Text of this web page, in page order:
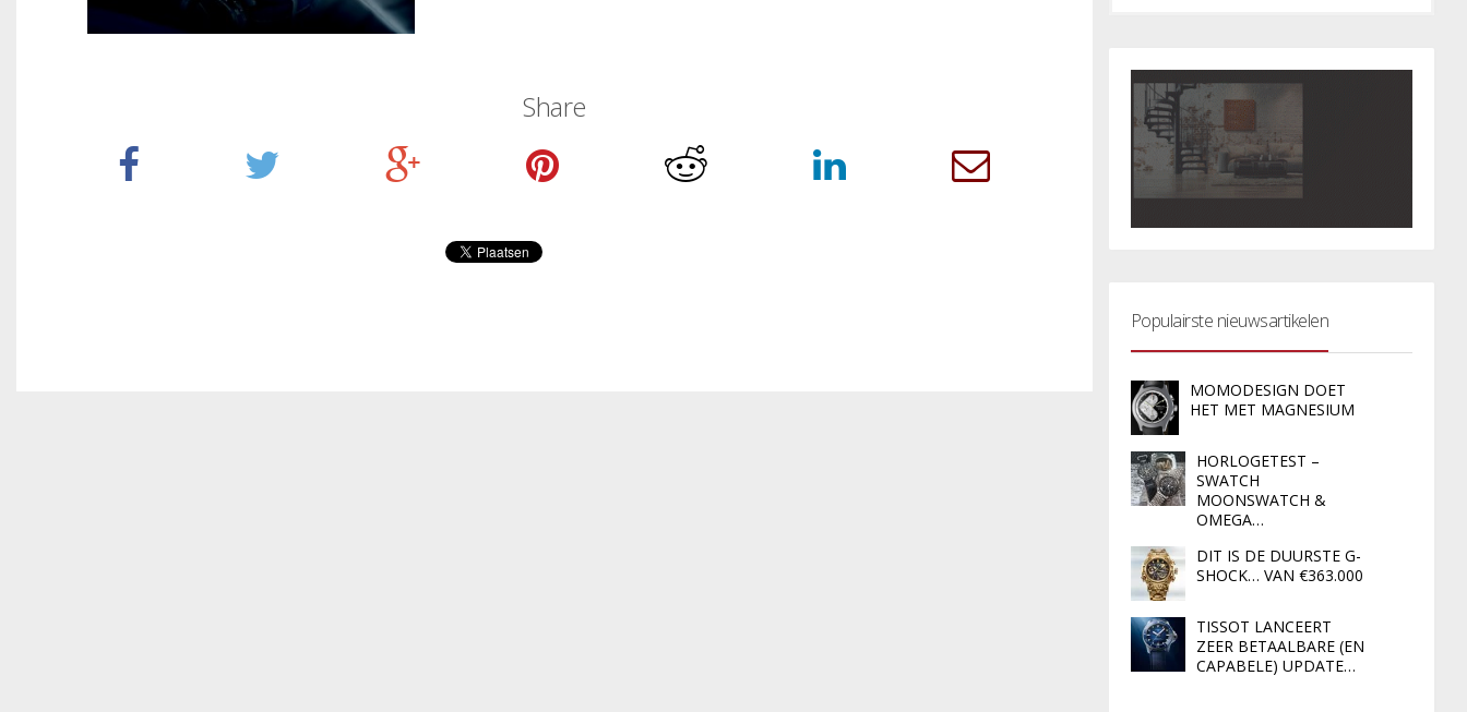
Share
Populairste nieuwsartikelen
MOMODESIGN DOET
HET MET MAGNESIUM
HORLOGETEST –
SWATCH
MOONSWATCH &
OMEGA…
DIT IS DE DUURSTE G-
SHOCK… VAN €363.000
TISSOT LANCEERT
ZEER BETAALBARE (EN
CAPABELE) UPDATE…